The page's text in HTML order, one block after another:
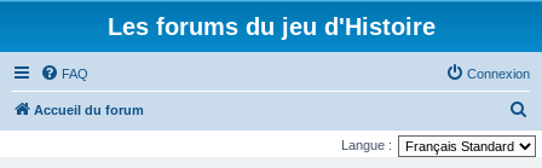
Les forums du jeu d'Histoire
FAQ Connexion
Accueil du forum
e
Langue :